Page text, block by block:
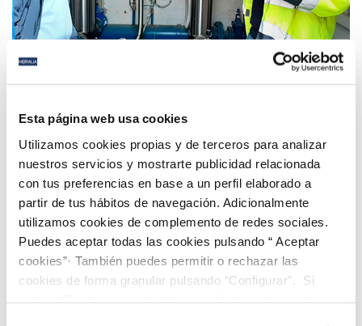
Esta página web usa cookies
Utilizamos cookies propias y de terceros para analizar
nuestros servicios y mostrarte publicidad relacionada
con tus preferencias en base a un perfil elaborado a
partir de tus hábitos de navegación. Adicionalmente
utilizamos cookies de complemento de redes sociales.
Puedes aceptar todas las cookies pulsando “ Aceptar
cookies”· También puedes permitir o rechazar las
cookies de forma granular pulsando “Configurar”. Si
Hidralia apuesta por la digitalización y la
Página 69 de 112
Anterior Siguiente